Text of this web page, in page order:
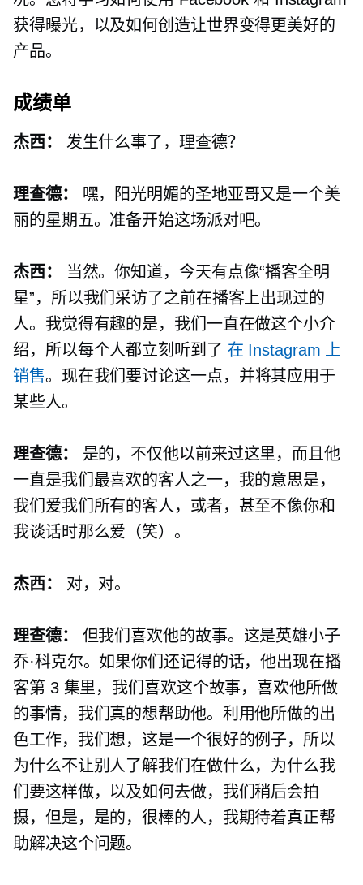
获得曝光，以及如何创造让世界变得更美好的
产品。
成绩单
杰西： 发生什么事了，理查德？
理查德：
嘿，阳光明媚的圣地亚哥又是一个美
丽的星期五。准备开始这场派对吧。
杰西：
当然。你知道，今天有点像“播客全明
星”，所以我们采访了之前在播客上出现过的
人。我觉得有趣的是，我们一直在做这个小介
绍，所以每个人都立刻听到了 在 Instagram 上
销售。现在我们要讨论这一点，并将其应用于
某些人。
理查德：
是的，不仅他以前来过这里，而且他
一直是我们最喜欢的客人之一，我的意思是，
我们爱我们所有的客人，或者，甚至不像你和
我谈话时那么爱（笑）。
杰西： 对，对。
理查德：
但我们喜欢他的故事。这是英雄小子
乔·科克尔。如果你们还记得的话，他出现在播
客第 3 集里，我们喜欢这个故事，喜欢他所做
的事情，我们真的想帮助他。利用他所做的出
色工作，我们想，这是一个很好的例子，所以
为什么不让别人了解我们在做什么，为什么我
们要这样做，以及如何去做，我们稍后会拍
摄，但是，是的，很棒的人，我期待着真正帮
助解决这个问题。